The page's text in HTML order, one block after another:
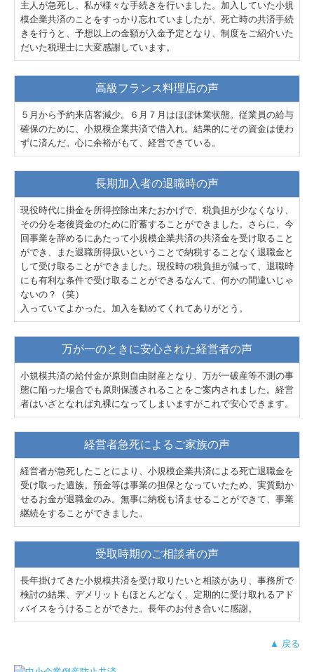
主人が急死し、私が様々な手続きを行いました。加入していた小規
模企業共済のことをすっかり忘れていましたが、死亡時の共済手続
きを行うと、予想以上の金額が入金予定となり、制度をご紹介いた
だいた税理士に大変感謝しています。
高級フランス料理店の声
５月から予約来店客減少。６月７月はほぼ休業状態。従業員の給与
確保のために、小規模企業共済で借入れ。結果的にその資金は使わ
ずに済んだ。心に余裕がもて、経営できている。
長期加入者の退職時の声
現役時代に掛金を所得控除出来たおかげで、税負担が少なくなり、
その分を老後資金のために貯蓄することができました。さらに、今
回事業を辞めるにあたって小規模企業共済の共済金を受け取ること
ができ、また退職所得扱いということで納税することなく退職金と
して受け取ることができました。現役時の税負担が減って、退職時
にも有利な条件で受け取ることができるなんて、何かの間違いじゃ
ないの？（笑）
入っていてよかった。加入を勧めてくれてありがとう。
万が一のときに安心された経営者の声
小規模共済の給付金が原則自由財産となり、万が一破産等不測の事
態に陥った場合でも原則保護されることをご案内されました。経営
者はいざとなれば丸裸になってしまいますがこれで安心できます。
経営者急死によるご家族の声
経営者が急死したことにより、小規模企業共済による死亡退職金を
受け取った遺族。預金等は事業の担保となっていたため、実質動か
せるお金が退職金のみ。無事に納税も済ませることができて、事業
継続をすることができました。
受取時期のご相談者の声
長年掛けてきた小規模共済を受け取りたいと相談があり、事務所で
検討の結果、デメリットもほとんどなく、定期的に受け取れるアド
バイスをうけることができた。長年のお付き合いに感謝。
▲ 戻る